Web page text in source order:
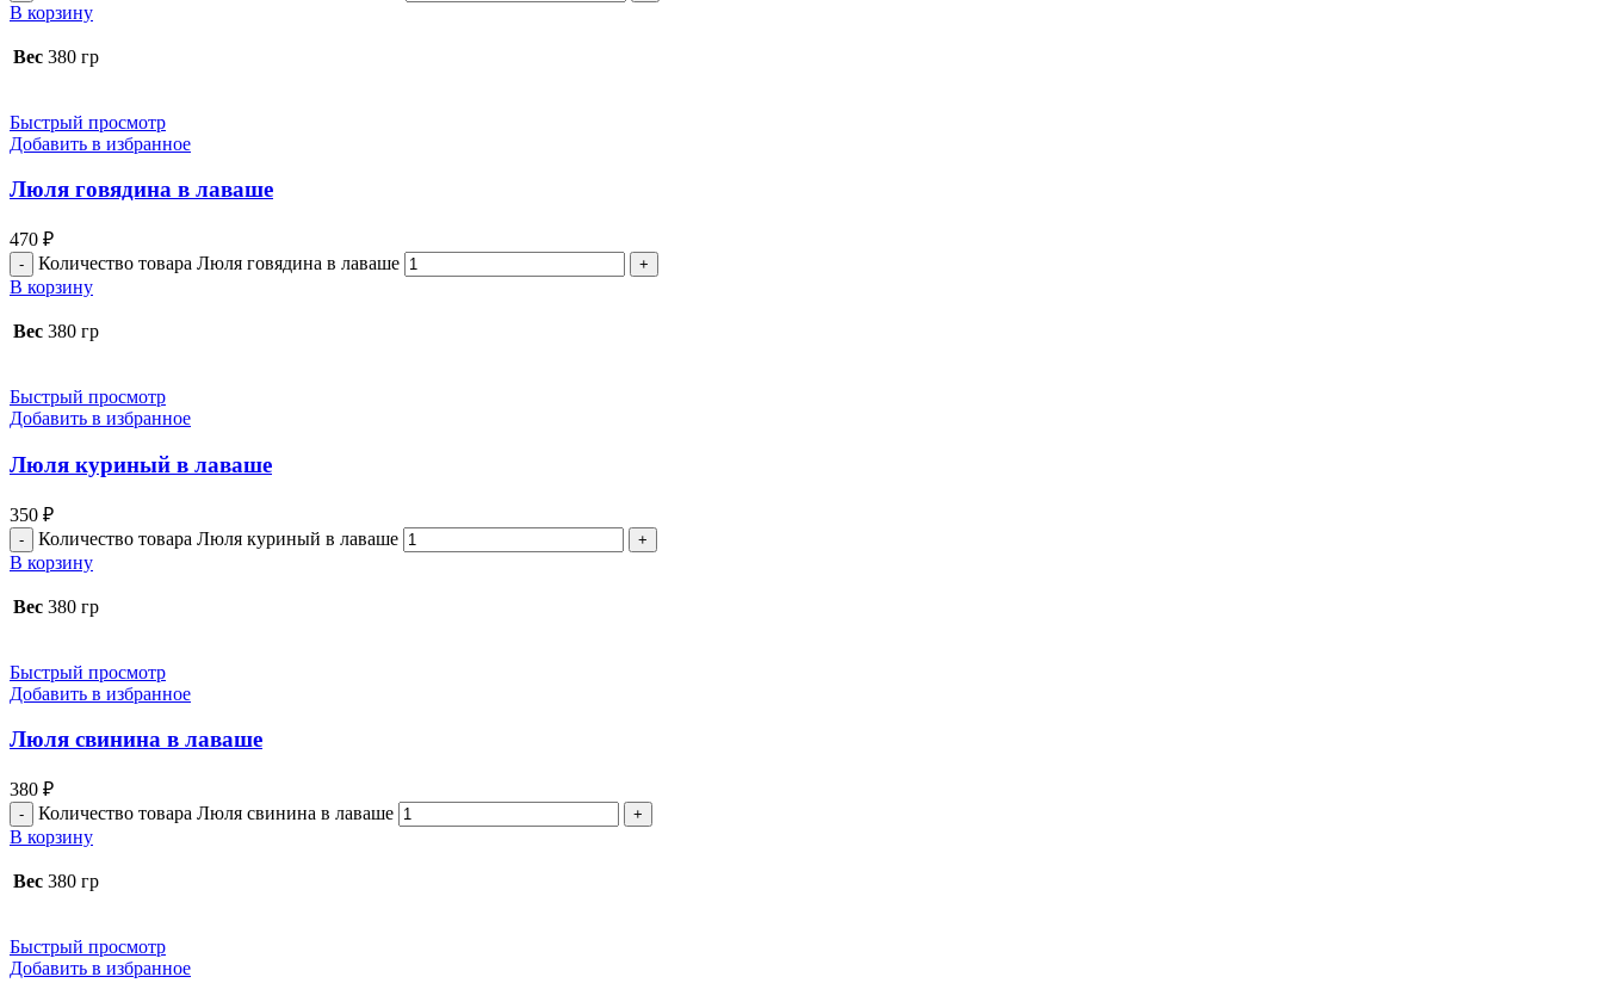
В корзину
Вес 380 гр
Быстрый просмотр
Добавить в избранное
Люля говядина в лаваше
470 ₽
Количество товара Люля говядина в лаваше
В корзину
Вес 380 гр
Быстрый просмотр
Добавить в избранное
Люля куриный в лаваше
350 ₽
Количество товара Люля куриный в лаваше
В корзину
Вес 380 гр
Быстрый просмотр
Добавить в избранное
Люля свинина в лаваше
380 ₽
Количество товара Люля свинина в лаваше
В корзину
Вес 380 гр
Быстрый просмотр
Добавить в избранное